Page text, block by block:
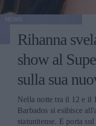
Rihanna
show al
sulla sua
Nella notte tra il 12 e il
Barbados si esibisce
statunitense. E porta